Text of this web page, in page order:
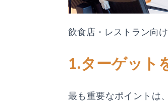
飲食店・レストラン向
1.ターゲット
最も重要なポイントは